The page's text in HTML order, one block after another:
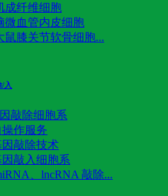
成纤维细胞
微血管内皮细胞
鼠膝关节软骨细胞...
入
敲除细胞系
作服务
因敲除技术
因敲入细胞系
、lncRNA 敲除...